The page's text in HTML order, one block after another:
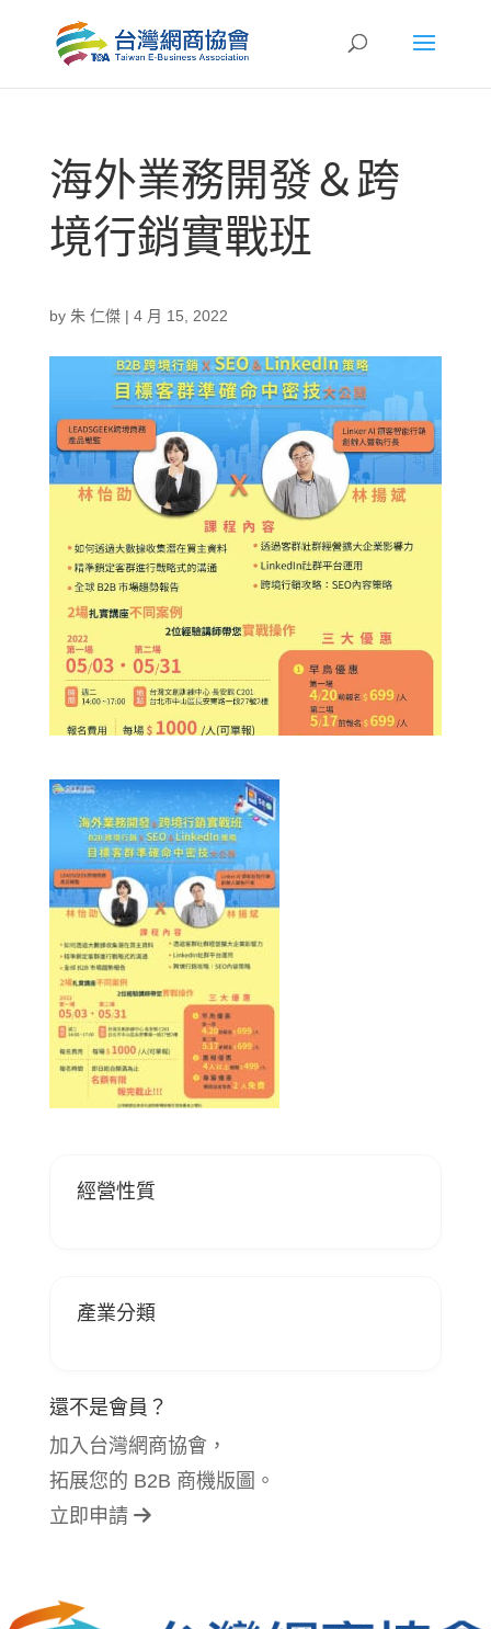
海外業務開發＆跨
境行銷實戰班
by 朱 仁傑| 4 月 15, 2022
經營性質
產業分類
還不是會員？
加入台灣網商協會，
拓展您的 B2B 商機版圖。
立即申請